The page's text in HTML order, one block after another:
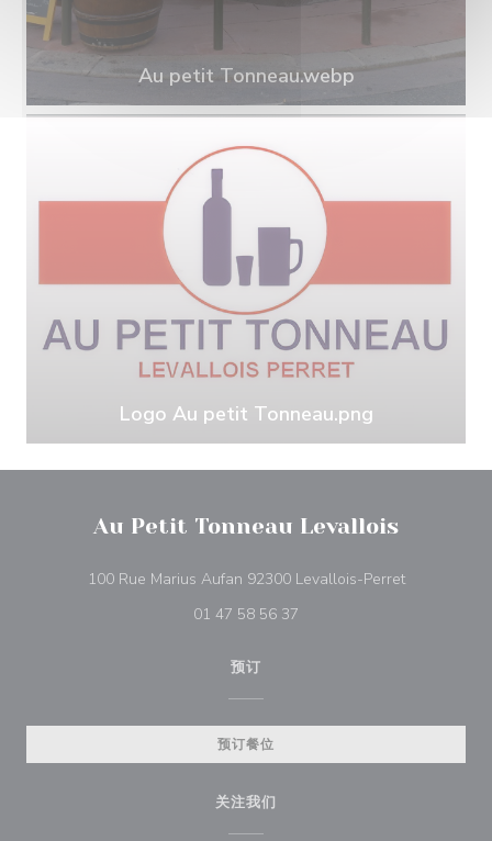
Au petit Tonneau.webp
Logo Au petit Tonneau.png
Au Petit Tonneau Levallois
100 Rue Marius Aufan 92300 Levallois-Perret((在新窗口
01 47 58 56 37
预订
预订餐位
关注我们